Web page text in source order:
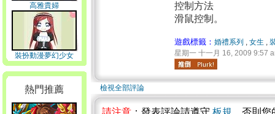
高雅貴婦
裝扮動漫夢幻少女
熱門推薦
控制方法
滑鼠控制。
遊戲標籤： 婚禮系列 , 女生 ,
星期一 十一月 16, 2009 9:57
檢視全部評論
請注意 ：發表評論請遵守 板規 ，否則